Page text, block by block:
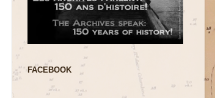
FACEBOOK